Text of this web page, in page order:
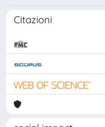
Citazioni